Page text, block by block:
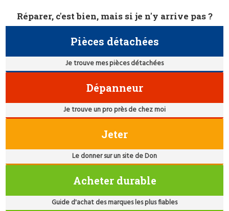
Réparer, c'est bien, mais si je n'y arrive pas ?
Pièces détachées
Je trouve mes pièces détachées
Dépanneur
Je trouve un pro près de chez moi
Jeter
Le donner sur un site de Don
Acheter durable
Guide d'achat des marques les plus fiables